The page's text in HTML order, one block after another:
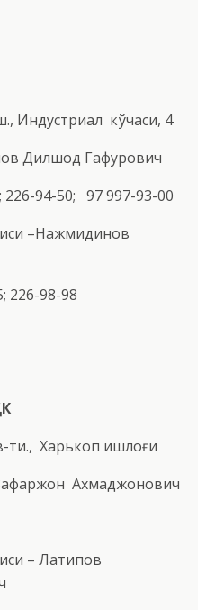
Индустриал кўчаси, 4
Дилшод Гафурович
226-94-50; 97 997-93-00
–Нажмидинов
226-98-98
Харькоп қишлоғи
Ахмаджонович
– Латипов